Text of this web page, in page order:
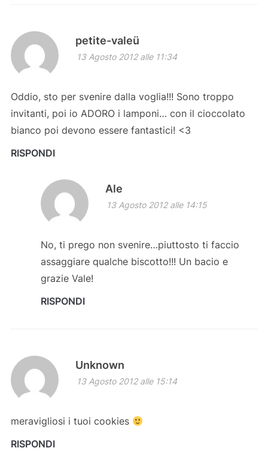
petite-valeü
13 Agosto 2012 alle 11:34
Oddio, sto per svenire dalla voglia!!! Sono troppo
invitanti, poi io ADORO i lamponi… con il cioccolato
bianco poi devono essere fantastici! <3
RISPONDI
Ale
13 Agosto 2012 alle 14:15
No, ti prego non svenire…piuttosto ti faccio
assaggiare qualche biscotto!!! Un bacio e
grazie Vale!
RISPONDI
Unknown
13 Agosto 2012 alle 15:14
meravigliosi i tuoi cookies
RISPONDI